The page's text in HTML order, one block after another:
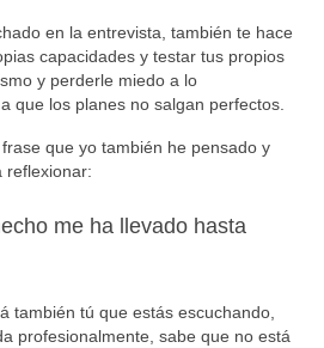
en la entrevista, también te hace
capacidades y testar tus propios
y perderle miedo a lo
que los planes no salgan perfectos.
que yo también he pensado y
reflexionar:
me ha llevado hasta
también tú que estás escuchando,
profesionalmente, sabe que no está